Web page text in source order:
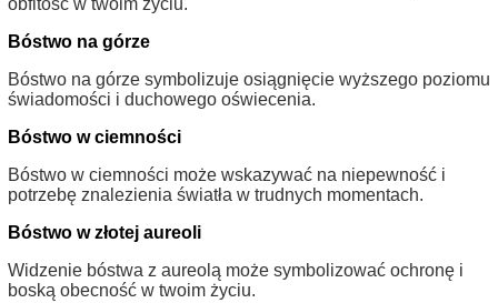
obfitość w twoim życiu.
Bóstwo na górze
Bóstwo na górze symbolizuje osiągnięcie wyższego poziomu
świadomości i duchowego oświecenia.
Bóstwo w ciemności
Bóstwo w ciemności może wskazywać na niepewność i
potrzebę znalezienia światła w trudnych momentach.
Bóstwo w złotej aureoli
Widzenie bóstwa z aureolą może symbolizować ochronę i
boską obecność w twoim życiu.